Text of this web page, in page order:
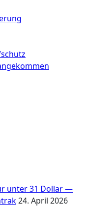
unter 31 Dollar —
24. April 2026